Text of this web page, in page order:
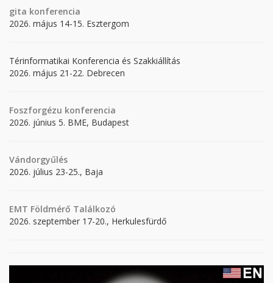
gita konferencia
2026. május 14-15. Esztergom
Térinformatikai Konferencia és Szakkiállítás
2026. május 21-22. Debrecen
Foszforgézu konferencia
2026. június 5. BME, Budapest
Vándorgyűlés
2026. július 23-25., Baja
EMT Földmérő Találkozó
2026. szeptember 17-20., Herkulesfürdő